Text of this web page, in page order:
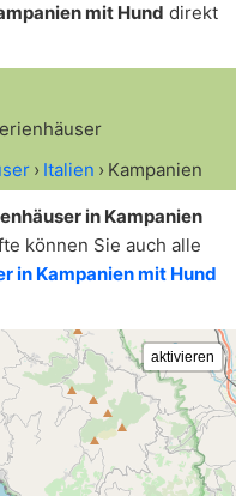
mit Hund direkt
Italien Kampanien
in Kampanien
können Sie auch alle
in Kampanien mit Hund